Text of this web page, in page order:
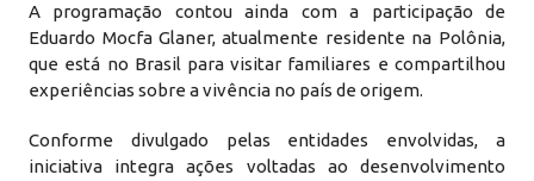
A programação contou ainda com a participação de
Eduardo Mocfa Glaner, atualmente residente na Polônia,
que está no Brasil para visitar familiares e compartilhou
experiências sobre a vivência no país de origem.
Conforme divulgado pelas entidades envolvidas, a
iniciativa integra ações voltadas ao desenvolvimento